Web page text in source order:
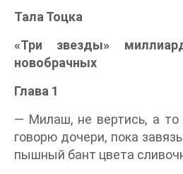
Тала Тоцка
«Три звезды»
новобрачных
Глава 1
— Милаш, не вертись, а то
говорю дочери, пока
пышный бант цвета